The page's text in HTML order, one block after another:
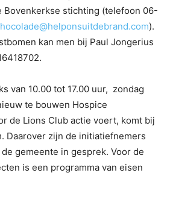
Bovenkerkse stichting (telefoon 06-
).
kan men bij Paul Jongerius
van 10.00 tot 17.00 uur, zondag
te bouwen Hospice
de Lions Club actie voert, komt bij
Daarover zijn de initiatiefnemers
gemeente in gesprek. Voor de
is een programma van eisen